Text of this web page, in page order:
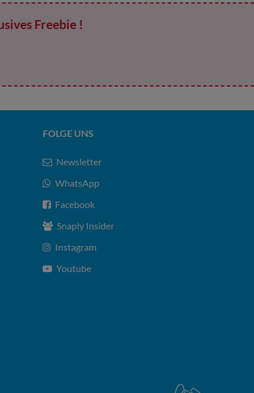
Freebie !
FOLGE UNS
Newsletter
WhatsApp
Facebook
Snaply Insider
Instagram
Youtube